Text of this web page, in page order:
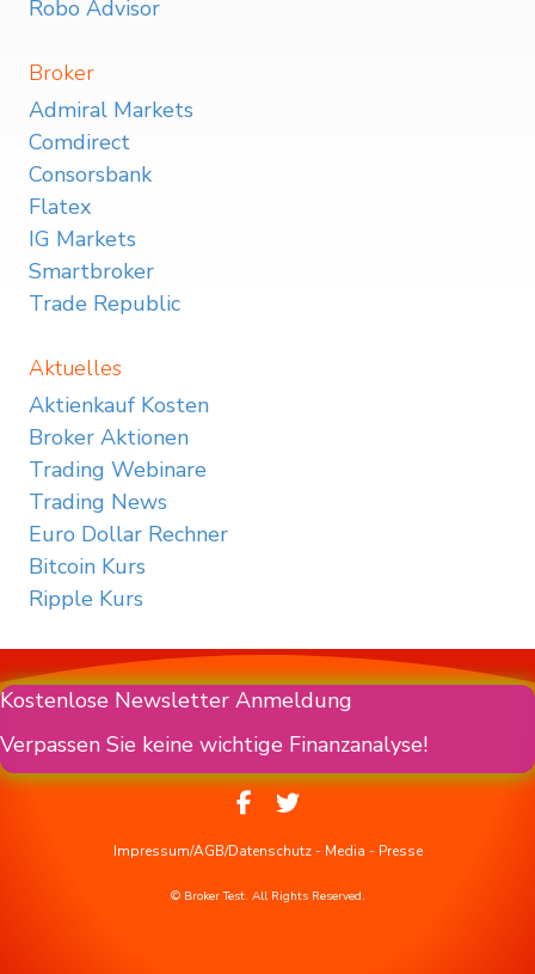
Robo Advisor
Broker
Admiral Markets
Comdirect
Consorsbank
Flatex
IG Markets
Smartbroker
Trade Republic
Aktuelles
Aktienkauf Kosten
Broker Aktionen
Trading Webinare
Trading News
Euro Dollar Rechner
Bitcoin Kurs
Ripple Kurs
Kostenlose Newsletter Anmeldung
Verpassen Sie keine wichtige Finanzanalyse!
Impressum/AGB/Datenschutz- Media - Presse
© Broker Test. All Rights Reserved.